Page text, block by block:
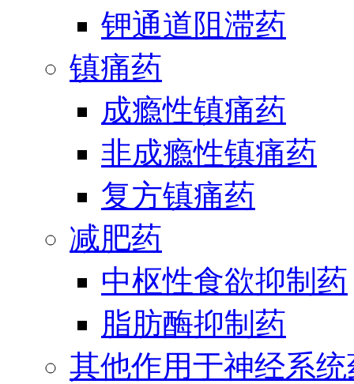
钾通道阻滞药
镇痛药
成瘾性镇痛药
非成瘾性镇痛药
复方镇痛药
减肥药
中枢性食欲抑制药
脂肪酶抑制药
其他作用于神经系统